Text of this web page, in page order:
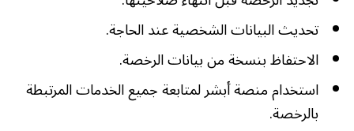
تحديث البيانات الشخصية عند الحاجة.
الاحتفاظ بنسخة من بيانات الرخصة.
استخدام منصة أبشر لمتابعة جميع الخدمات المرتبطة
بالرخصة.